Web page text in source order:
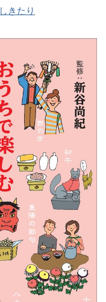
きたり